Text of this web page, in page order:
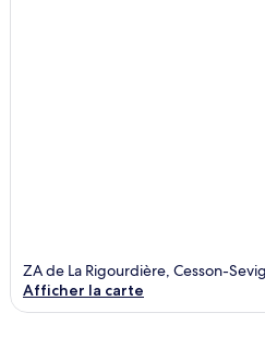
ZA de La Rigourdière, Cesson-
Afficher la carte